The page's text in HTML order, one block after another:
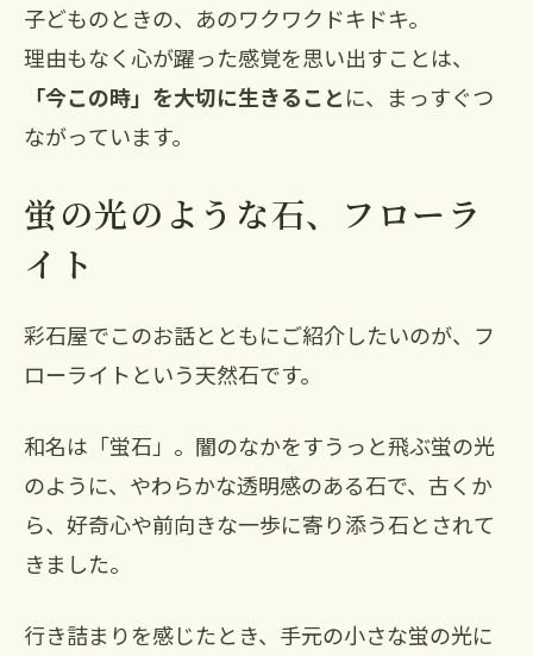
子どものときの、あのワクワクドキドキ。
理由もなく心が躍った感覚を思い出すことは、
「今この時」を大切に生きることに、まっすぐつ
ながっています。
蛍の光のような石、フローラ
イト
彩石屋でこのお話とともにご紹介したいのが、フ
ローライトという天然石です。
和名は「蛍石」。闇のなかをすうっと飛ぶ蛍の光
のように、やわらかな透明感のある石で、古くか
ら、好奇心や前向きな一歩に寄り添う石とされて
きました。
行き詰まりを感じたとき、手元の小さな蛍の光に